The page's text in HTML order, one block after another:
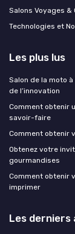
Salons Voyages &
Technologies et
Les plus lus
Salon de la moto
de l’innovation
Comment obtenir
savoir-faire
Comment obtenir
Obtenez votre
gourmandises
Comment obtenir
imprimer
Les derniers